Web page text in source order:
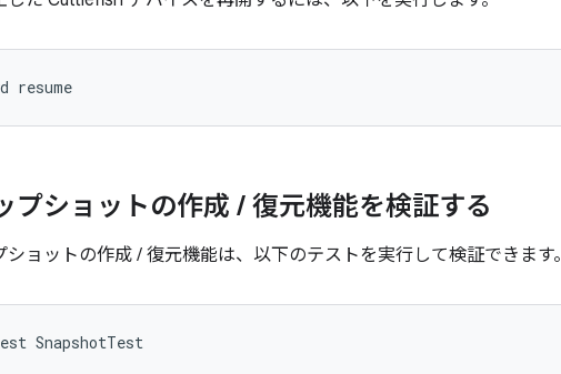
resume
プショットの作成 / 復元機能を検証する
ショットの作成 / 復元機能は、以下のテストを実行して検証できます
SnapshotTest